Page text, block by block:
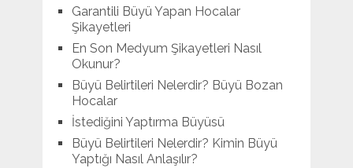
Garantili Büyü Yapan Hocalar
Şikayetleri
En Son Medyum Şikayetleri Nasıl
Okunur?
Büyü Belirtileri Nelerdir? Büyü Bozan
Hocalar
İstediğini Yaptırma Büyüsü
Büyü Belirtileri Nelerdir? Kimin Büyü
Yaptığı Nasıl Anlaşılır?